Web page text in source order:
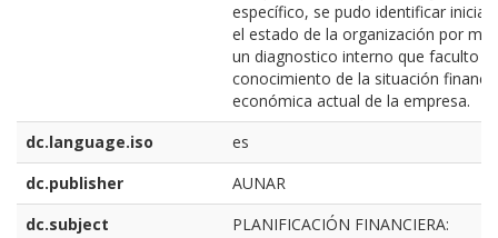
específico, se pudo identificar
el estado de la organización por
un diagnostico interno que faculto el
conocimiento de la situación
económica actual de la empresa.
dc.language.iso
es
dc.publisher
AUNAR
dc.subject
PLANIFICACIÓN FINANCIERA: